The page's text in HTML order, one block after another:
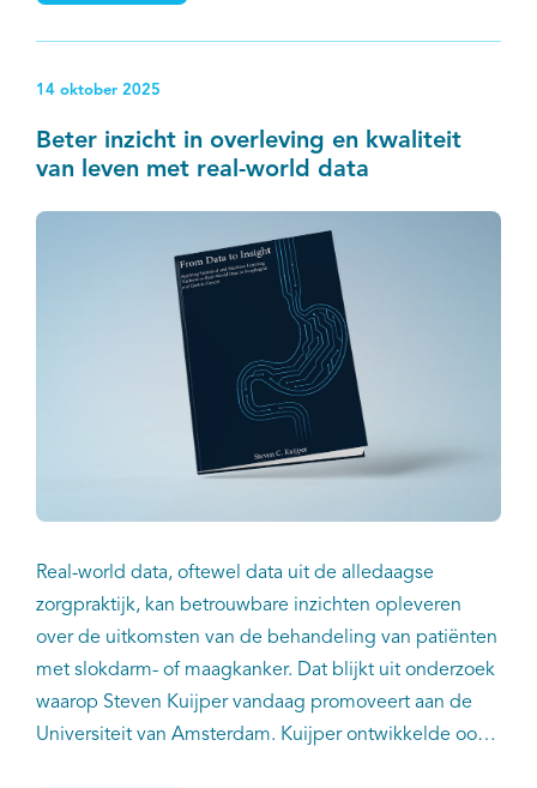
14 oktober 2025
Beter inzicht in overleving en kwaliteit
van leven met real-world data
Real-world data, oftewel data uit de alledaagse
zorgpraktijk, kan betrouwbare inzichten opleveren
over de uitkomsten van de behandeling van patiënten
met slokdarm- of maagkanker. Dat blijkt uit onderzoek
waarop Steven Kuijper vandaag promoveert aan de
Universiteit van Amsterdam. Kuijper ontwikkelde ook